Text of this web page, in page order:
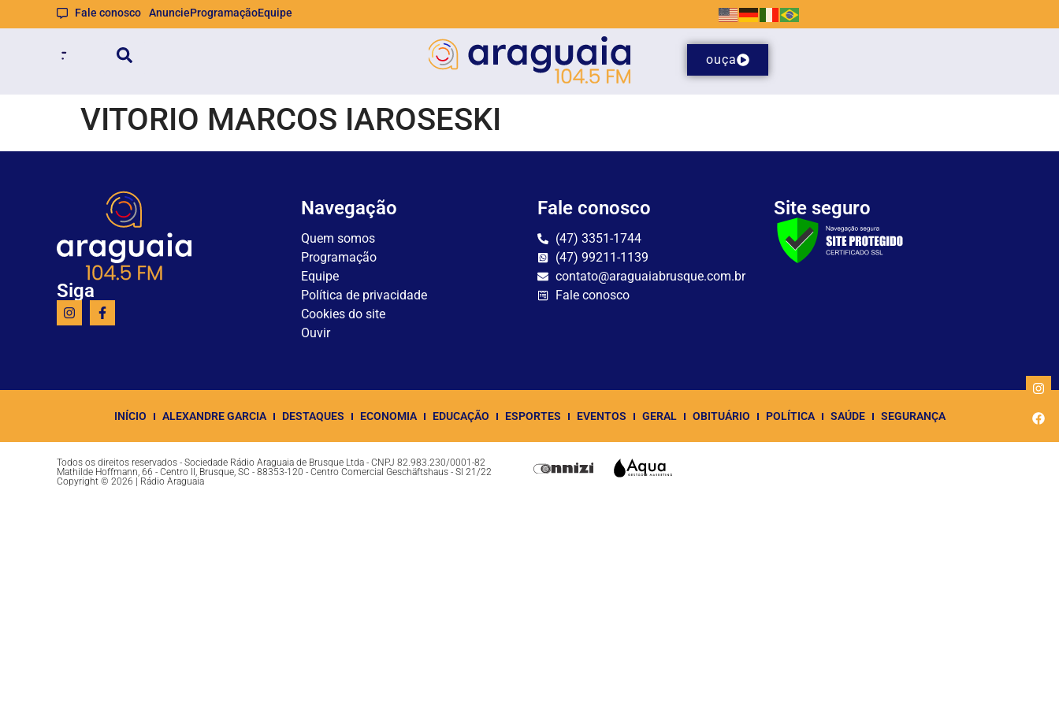
Fale conosco AnuncieProgramaçãoEquipe
ouça
VITORIO MARCOS IAROSESKI
Siga
Navegação
Quem somos
Programação
Equipe
Política de privacidade
Cookies do site
Ouvir
Fale conosco
(47) 3351-1744
(47) 99211-1139
contato@araguaiabrusque.com.br
Fale conosco
Site seguro
INÍCIO ALEXANDRE GARCIA DESTAQUES ECONOMIA EDUCAÇÃO ESPORTES EVENTOS GERAL OBITUÁRIO POLÍTICA SAÚDE SEGURANÇA
Todos os direitos reservados - Sociedade Rádio Araguaia de Brusque Ltda - CNPJ 82.983.230/0001-82
Mathilde Hoffmann, 66 - Centro II, Brusque, SC - 88353-120 - Centro Comercial Geschäftshaus - Sl 21/22
Copyright © 2026 | Rádio Araguaia